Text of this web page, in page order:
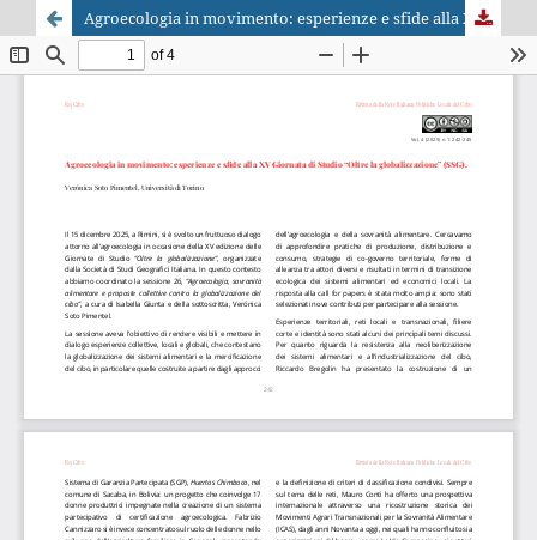
Agroecologia in movimento: esperienze e sfide alla XV Giornata di Studio “Oltre la globalizzazione” (SSG).